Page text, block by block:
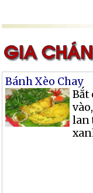
Bánh Xèo Chay
Bắt
lan